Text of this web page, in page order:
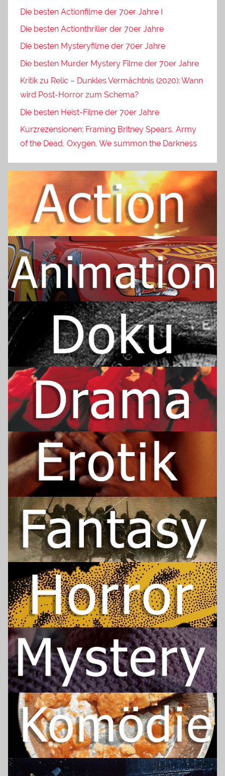
Die besten Actionfilme der 70er Jahre I
Die besten Actionthriller der 70er Jahre
Die besten Mysteryfilme der 70er Jahre
Die besten Murder Mystery Filme der 70er Jahre
Kritik zu Relic – Dunkles Vermächtnis (2020): Wann
wird Post-Horror zum Schema?
Die besten Heist-Filme der 70er Jahre
Kurzrezensionen: Framing Britney Spears, Army
of the Dead, Oxygen, We summon the Darkness